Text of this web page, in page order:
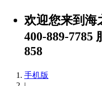
欢迎您来到海
400-889-7785
858
手机版